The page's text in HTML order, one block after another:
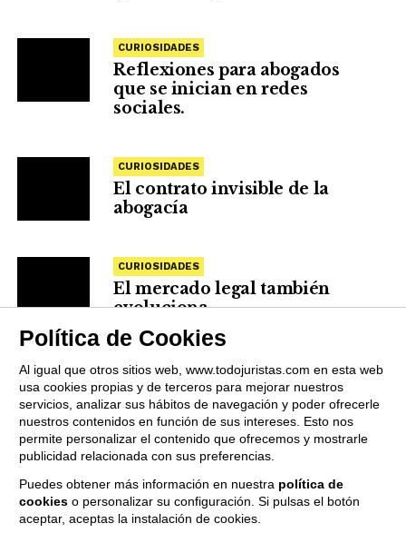
CURIOSIDADES
Reflexiones para abogados
que se inician en redes
sociales.
CURIOSIDADES
El contrato invisible de la
abogacía
CURIOSIDADES
El mercado legal también
evoluciona
QUIENES SOMOS PUBLICIDAD
PROVEEDORES
TERMINOS Y CONDICIONES
POLÍTICA DE PRIVACIDAD
Política de Cookies
Al igual que otros sitios web, www.todojuristas.com en esta web
usa cookies propias y de terceros para mejorar nuestros
servicios, analizar sus hábitos de navegación y poder ofrecerle
nuestros contenidos en función de sus intereses. Esto nos
permite personalizar el contenido que ofrecemos y mostrarle
publicidad relacionada con sus preferencias.
Puedes obtener más información en nuestra política de
cookies o personalizar su configuración. Si pulsas el botón
aceptar, aceptas la instalación de cookies.